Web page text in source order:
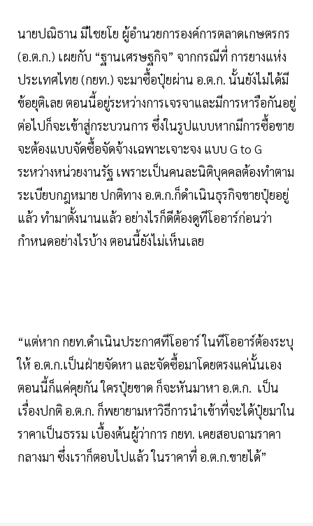
นายปณิธาน มีไชยโย ผู้อำนวยการองค์การตลาดเกษตรกร
(อ.ต.ก.) เผยกับ “ฐานเศรษฐกิจ” จากกรณีที่ การยางแห่ง
ประเทศไทย (กยท.) จะมาซื้อปุ๋ยผ่าน อ.ต.ก. นั้นยังไม่ได้มี
ข้อยุติเลย ตอนนี้อยู่ระหว่างการเจรจาและมีการหารือกันอยู่
ต่อไปก็จะเข้าสู่กระบวนการ ซึ่งในรูปแบบหากมีการซื้อขาย
จะต้องแบบจัดซื้อจัดจ้างเฉพาะเจาะจง แบบ G to G
ระหว่างหน่วยงานรัฐ เพราะเป็นคนละนิติบุคคลต้องทำตาม
ระเบียบกฎหมาย ปกติทาง อ.ต.ก.ก็ดำเนินธุรกิจขายปุ๋ยอยู่
แล้ว ทำมาตั้งนานแล้ว อย่างไรก็ดีต้องดูทีโออาร์ก่อนว่า
กำหนดอย่างไรบ้าง ตอนนี้ยังไม่เห็นเลย
“แต่หาก กยท.ดำเนินประกาศทีโออาร์ ในทีโออาร์ต้องระบุ
ให้ อ.ต.ก.เป็นฝ่ายจัดหา และจัดซื้อมาโดยตรงแค่นั้นเอง
ตอนนี้ก็แค่คุยกัน ใครปุ๋ยขาด ก็จะหันมาหา อ.ต.ก. เป็น
เรื่องปกติ อ.ต.ก. ก็พยายามหาวิธีการนำเข้าที่จะได้ปุ๋ยมาใน
ราคาเป็นธรรม เบื้องต้นผู้ว่าการ กยท. เคยสอบถามราคา
กลางมา ซึ่งเราก็ตอบไปแล้ว ในราคาที่ อ.ต.ก.ขายได้”